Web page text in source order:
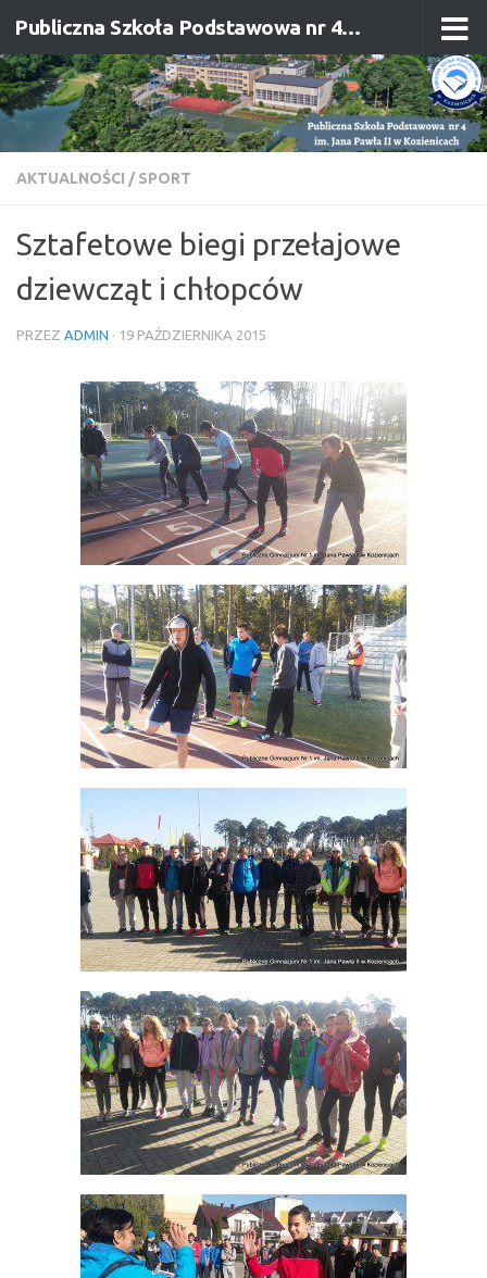
Przejdź do treści Publiczna Szkoła Podstawowa nr 4 im. Jana Pawła II w Kozienicach
AKTUALNOŚCI / SPORT
Sztafetowe biegi przełajowe
dziewcząt i chłopców
PRZEZ ADMIN · 19 PAŹDZIERNIKA 2015